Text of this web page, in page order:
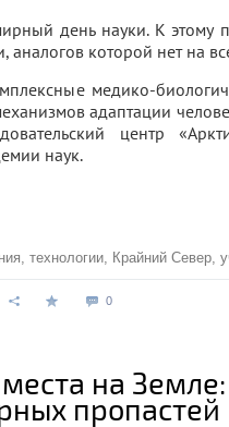
день науки. К этому
аналогов которой нет на
медико-
адаптации
центр
наук.
, технологии, Крайний Север,
0
на
пропастей